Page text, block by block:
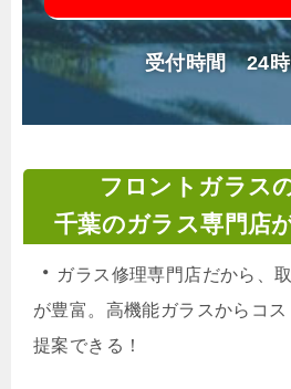
受付時間 24時
フロントガラス
千葉のガラス専門店
・ ガラス修理専門店だから、
が豊富。高機能ガラスからコ
提案できる！